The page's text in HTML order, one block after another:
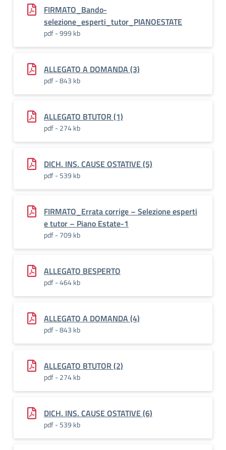
FIRMATO_Bando-
selezione_esperti_tutor_PIANOESTATE
pdf - 999 kb
ALLEGATO A DOMANDA (3)
pdf - 843 kb
ALLEGATO BTUTOR (1)
pdf - 274 kb
DICH. INS. CAUSE OSTATIVE (5)
pdf - 539 kb
FIRMATO_Errata corrige – Selezione esperti
e tutor – Piano Estate-1
pdf - 709 kb
ALLEGATO BESPERTO
pdf - 464 kb
ALLEGATO A DOMANDA (4)
pdf - 843 kb
ALLEGATO BTUTOR (2)
pdf - 274 kb
DICH. INS. CAUSE OSTATIVE (6)
pdf - 539 kb